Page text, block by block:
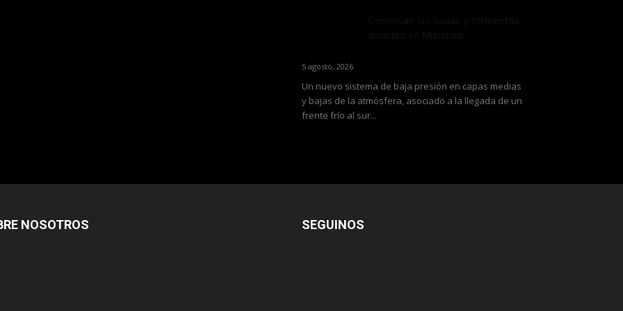
5 agosto, 2026
Un nuevo sistema de baja presión en capas medias
y bajas de la atmósfera, asociado a la llegada de un
frente frío al sur...
NOSOTROS SEGUINOS